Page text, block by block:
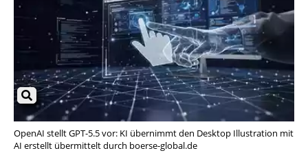
OpenAI stellt GPT-5.5 vor: KI übernimmt den Desktop Illustration mit
AI erstellt übermittelt durch boerse-global.de